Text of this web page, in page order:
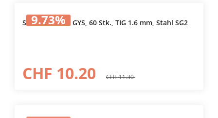
9.73%
Schweissstäbe GYS, 60 Stk., TIG 1.6 mm, Stahl SG2
CHF 10.20 CHF 11.30